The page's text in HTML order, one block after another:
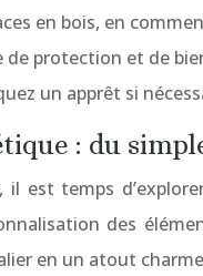
en bois, en
protection et de
un apprêt si
: du
est temps
des
en un atout